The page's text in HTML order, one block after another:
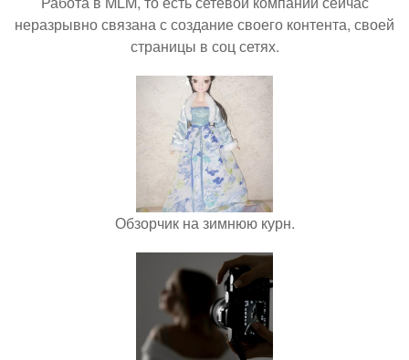
неразрывно связана с создание своего контента, своей
страницы в соц сетях.
Обзорчик на зимнюю курн.